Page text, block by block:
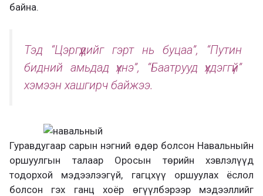
байна.
Тэд “Цэргүүдийг гэрт нь буцаа”, “Путин
бидний амьдад үхнэ”, “Баатрууд үхдэггүй”
хэмээн хашгирч байжээ.
Гуравдугаар сарын нэгний өдөр болсон Навальныйн
оршуулгын талаар Оросын төрийн хэвлэлүүд
тодорхой мэдээлээгүй, гагцхүү оршуулах ёслол
болсон гэх ганц хоёр өгүүлбэрээр мэдээллийг